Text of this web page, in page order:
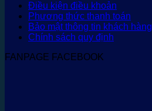
Điều kiện điều khoản
Phương thức thanh toán
Bảo mật thông tin khách hàng
Chính sách quy định
FANPAGE FACEBOOK